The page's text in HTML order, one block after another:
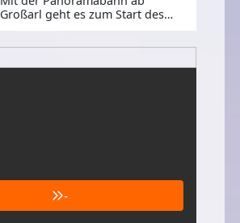
Großarl geht es zum Start des
-